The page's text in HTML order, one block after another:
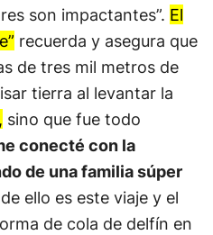
son impactantes”. El
recuerda y asegura que
de tres mil metros de
tierra al levantar la
sino que fue todo
conecté con la
de una familia súper
ello es este viaje y el
de cola de delfín en